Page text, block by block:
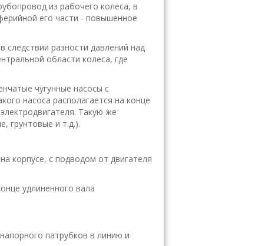
из рабочего колеса, в
его части - повышенное
разности давлений над
области колеса, где
чугунные насосы с
насоса располагается на конце
Такую же
грунтовые и т.д.).
корпусе, с подводом от двигателя
удлиненного вала
патрубков в линию и